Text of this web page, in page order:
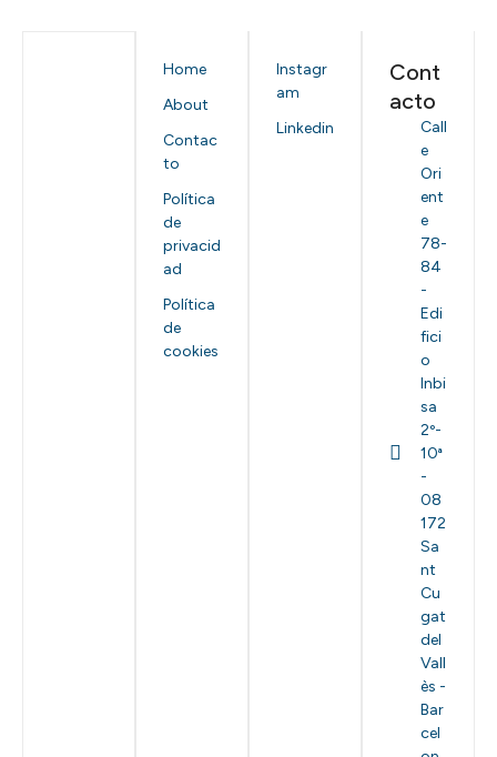
Home
About
Contac
to
Política
de
privacid
ad
Política
de
cookies
Instagr
am
Linkedin
Cont
acto
Call
e
Ori
ent
e
78-
84
-
Edi
fici
o
Inbi
sa
2º-
10ª
-
08
172
Sa
nt
Cu
gat
del
Vall
ès -
Bar
cel